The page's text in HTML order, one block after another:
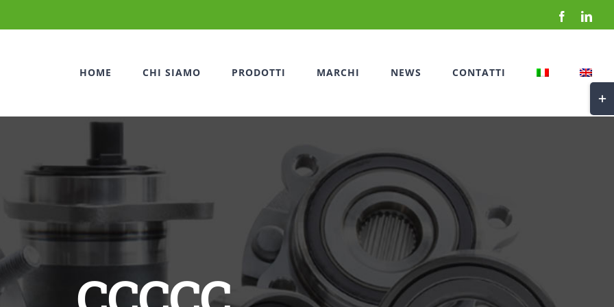
Facebook
HOME CHI SIAMO PRODOTTI MARCHI NEWS CONTATTI
area